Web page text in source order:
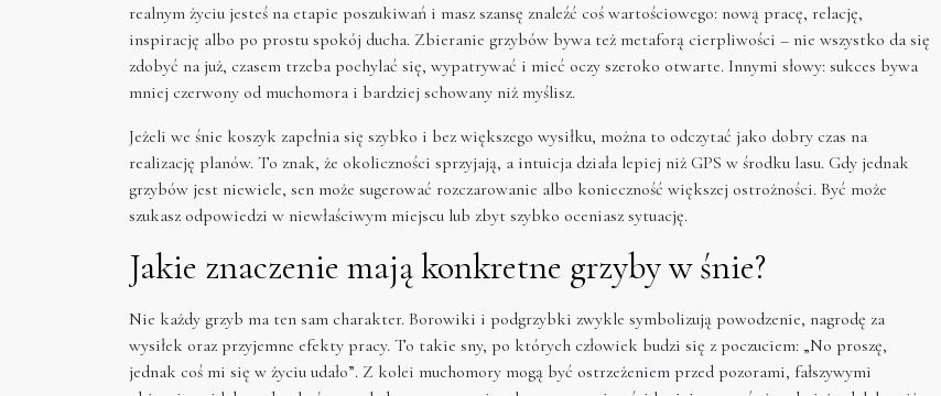
realnym życiu jesteś na etapie poszukiwań i masz szansę znaleźć coś wartościowego: nową pracę, relację,
inspirację albo po prostu spokój ducha. Zbieranie grzybów bywa też metaforą cierpliwości – nie wszystko da się
zdobyć na już, czasem trzeba pochylać się, wypatrywać i mieć oczy szeroko otwarte. Innymi słowy: sukces bywa
mniej czerwony od muchomora i bardziej schowany niż myślisz.
Jeżeli we śnie koszyk zapełnia się szybko i bez większego wysiłku, można to odczytać jako dobry czas na
realizację planów. To znak, że okoliczności sprzyjają, a intuicja działa lepiej niż GPS w środku lasu. Gdy jednak
grzybów jest niewiele, sen może sugerować rozczarowanie albo konieczność większej ostrożności. Być może
szukasz odpowiedzi w niewłaściwym miejscu lub zbyt szybko oceniasz sytuację.
Jakie znaczenie mają konkretne grzyby w śnie?
Nie każdy grzyb ma ten sam charakter. Borowiki i podgrzybki zwykle symbolizują powodzenie, nagrodę za
wysiłek oraz przyjemne efekty pracy. To takie sny, po których człowiek budzi się z poczuciem: „No proszę,
jednak coś mi się w życiu udało”. Z kolei muchomory mogą być ostrzeżeniem przed pozorami, fałszywymi